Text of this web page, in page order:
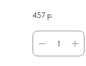
457 р.